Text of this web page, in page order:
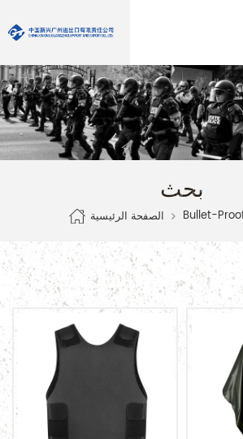
بحث
الصفحة الرئيسية Bullet-